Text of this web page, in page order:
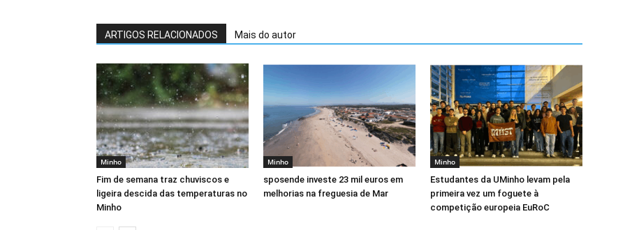
ARTIGOS RELACIONADOS Mais do autor
Minho
Fim de semana traz chuviscos e
ligeira descida das temperaturas no
Minho
Minho
sposende investe 23 mil euros em
melhorias na freguesia de Mar
Minho
Estudantes da UMinho levam pela
primeira vez um foguete à
competição europeia EuRoC